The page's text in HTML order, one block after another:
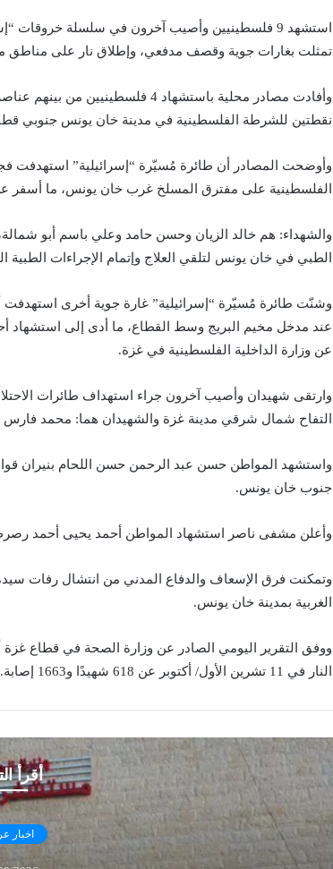
استشهد 9 فلسطينيين وأصيب آخرون في سلسلة
تمثلت بغارات جوية وقصف مدفعي، وإطلاق نار على مناطق
وأفادت مصادر محلية باستشهاد 4
نقطتين للشرطة الفلسطينية في مدينة خان يونس جنوبي
الفلسطينية على مفترق المسلخ غرب خان يونس، ما أسفر عن ارتقاء 3 شهداء
والشهداء: هم خالد الزيان وحسن حامد وعلي باسم أبو
الطبي في خان يونس لتلقي العلاج وإتمام الإجراءات الطبية
وشنّت طائرة مُسيّرة “إسرائيلية” غارة جوية أخرى
عند مدخل مخيم البريج وسط القطاع، ما أدى إلى استشهاد
عن وزارة الداخلية الفلسطينية في غزة.
وارتقى شهيدان وأصيب آخرون جراء استهداف طائرات
التفاح شمال شرقي مدينة غزة والشهيدان هما: محمد فارس
واستشهد المواطن حسن عبد الرحمن حسن اللحام بنيران
جنوب خان يونس.
وأعلن مشفى ناصر استشهاد المواطن أحمد يحيى أحمد
وتمكنت فرق الإسعاف والدفاع المدني من انتشال رفات
الغربية بمدينة خان يونس.
ووفق التقرير اليومي الصادر عن وزارة الصحة في قطاع
النار في 11 تشرين الأول/ أكتوبر عن 618 شهيدًا و1663 إصابة.
أقرأ
اخبار